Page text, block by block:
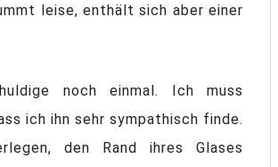
leise, enthält sich aber einer
noch einmal. Ich muss
ich ihn sehr sympathisch finde.
den Rand ihres Glases